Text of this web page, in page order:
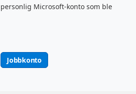
Microsoft-konto som ble
Jobbkonto